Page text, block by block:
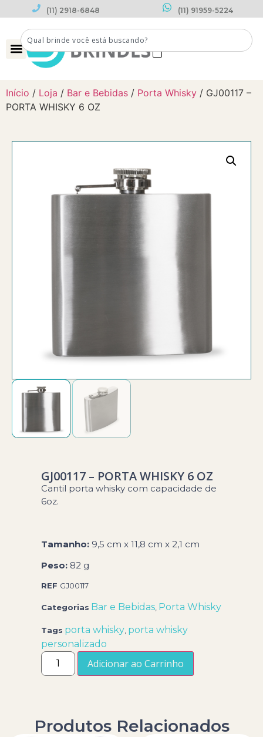
(11) 2918-6848 (11) 91959-5224
Início / Loja / Bar e Bebidas / Porta Whisky / GJ00117 –
PORTA WHISKY 6 OZ
GJ00117 – PORTA WHISKY 6 OZ
Cantil porta whisky com capacidade de
6oz.
Tamanho: 9,5 cm x 11,8 cm x 2,1 cm
Peso: 82 g
REF GJ00117
Categorias Bar e Bebidas, Porta Whisky
Tags porta whisky, porta whisky
personalizado
Adicionar ao Carrinho
Produtos Relacionados